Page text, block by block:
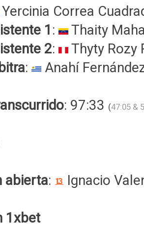
Yercinia Correa
1 :
Thaity
2:
Thyty Rozy
: Anahí
: 97:33 (47:05 &
abierta: Ignacio
1xbet